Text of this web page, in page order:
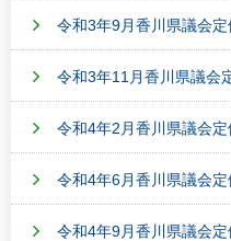
令和3年9月香川県議会
令和3年11月香川県議
令和4年2月香川県議会
令和4年6月香川県議会
令和4年9月香川県議会